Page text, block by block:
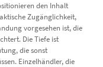
den Inhalt
Zugänglichkeit,
vorgesehen ist, die
Die Tiefe ist
die sonst
Einzelhändler, die